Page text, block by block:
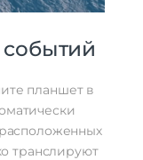
событий
планшет в
транслируют